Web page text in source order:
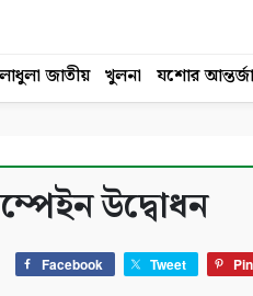
জাতীয় খুলনা যশোর
উদ্বোধন
Facebook Tweet Pin